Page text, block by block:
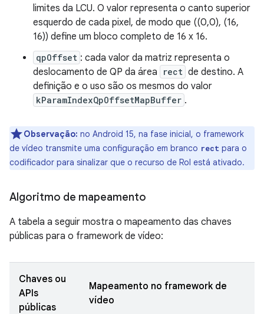
limites da LCU. O valor representa o canto superior
esquerdo de cada pixel, de modo que ((0,0), (16,
16)) define um bloco completo de 16 x 16.
qpOffset : cada valor da matriz representa o
deslocamento de QP da área
rect de destino. A
definição e o uso são os mesmos do valor
kParamIndexQpOffsetMapBuffer .
Observação: no Android 15, na fase inicial, o framework
de vídeo transmite uma configuração em branco rect para o
codificador para sinalizar que o recurso de RoI está ativado.
Algoritmo de mapeamento
A tabela a seguir mostra o mapeamento das chaves
públicas para o framework de vídeo:
Chaves ou
APIs
públicas
Mapeamento no framework de
vídeo